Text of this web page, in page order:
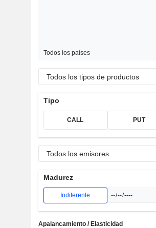
Todos los países
Todos los tipos de productos
Tipo
CALL PUT
Todos los emisores
Madurez
Indiferente
Apalancamiento / Elasticidad